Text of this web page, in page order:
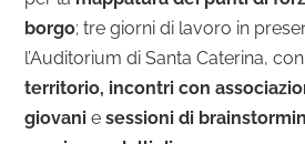
borgo; tre giorni di lavoro in
l’Auditorium di Santa Caterina,
territorio, incontri con
giovani esessioni di